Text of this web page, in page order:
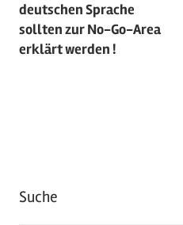
deutschen Sprache
sollten zur No-Go-Area
erklärt werden !
Suche